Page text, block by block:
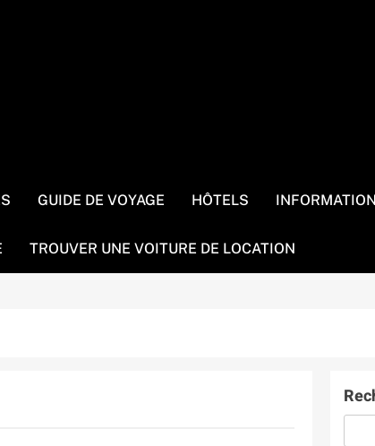
GUIDE DE VOYAGE HÔTELS
TROUVER UNE VOITURE DE LOCATION